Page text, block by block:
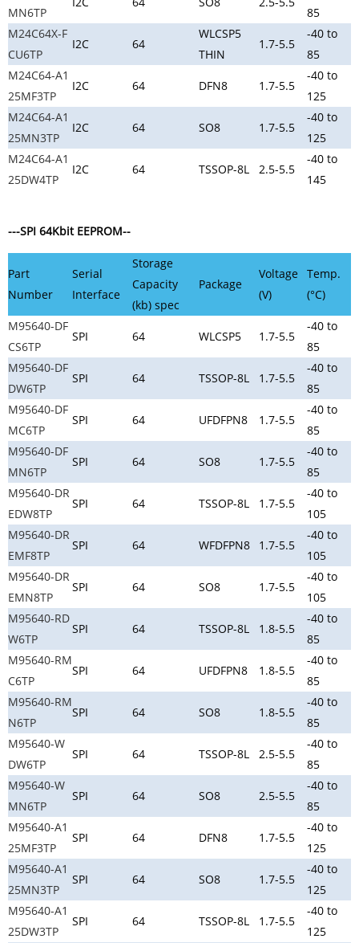
MN6TP
85
M24C64X-F
CU6TP
I2C 64
WLCSP5
THIN
1.7-5.5
-40 to
85
M24C64-A1
25MF3TP
I2C 64 DFN8 1.7-5.5
-40 to
125
M24C64-A1
25MN3TP
I2C 64 SO8 1.7-5.5
-40 to
125
M24C64-A1
25DW4TP
I2C 64 TSSOP-8L 2.5-5.5
-40 to
145
---SPI 64Kbit EEPROM--
Part
Number
Serial
Interface
Storage
Capacity
(kb) spec
Package
Voltage
(V)
Temp.
(°C)
M95640-DF
CS6TP
SPI 64 WLCSP5 1.7-5.5
-40 to
85
M95640-DF
DW6TP
SPI 64 TSSOP-8L 1.7-5.5
-40 to
85
M95640-DF
MC6TP
SPI 64 UFDFPN8 1.7-5.5
-40 to
85
M95640-DF
MN6TP
SPI 64 SO8 1.7-5.5
-40 to
85
M95640-DR
EDW8TP
SPI 64 TSSOP-8L 1.7-5.5
-40 to
105
M95640-DR
EMF8TP
SPI 64 WFDFPN8 1.7-5.5
-40 to
105
M95640-DR
EMN8TP
SPI 64 SO8 1.7-5.5
-40 to
105
M95640-RD
W6TP
SPI 64 TSSOP-8L 1.8-5.5
-40 to
85
M95640-RM
C6TP
SPI 64 UFDFPN8 1.8-5.5
-40 to
85
M95640-RM
N6TP
SPI 64 SO8 1.8-5.5
-40 to
85
M95640-W
DW6TP
SPI 64 TSSOP-8L 2.5-5.5
-40 to
85
M95640-W
MN6TP
SPI 64 SO8 2.5-5.5
-40 to
85
M95640-A1
25MF3TP
SPI 64 DFN8 1.7-5.5
-40 to
125
M95640-A1
25MN3TP
SPI 64 SO8 1.7-5.5
-40 to
125
M95640-A1
25DW3TP
SPI 64 TSSOP-8L 1.7-5.5
-40 to
125